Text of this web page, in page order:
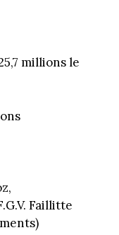
millions le
Faillitte